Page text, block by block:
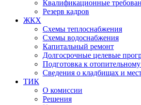
Квалификационные
Резерв кадров
ЖКХ
Схемы теплоснабжения
Схемы водоснабжения
Капитальный ремонт
Долгосрочные целевые
Подготовка к
Сведения о кладбищах и
ТИК
О комиссии
Решения